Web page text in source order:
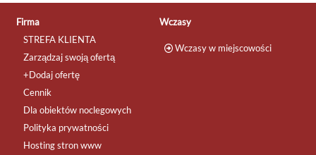
Firma
STREFA KLIENTA
Zarządzaj swoją ofertą
+Dodaj ofertę
Cennik
Dla obiektów noclegowych
Polityka prywatności
Hosting stron www
Wczasy
Wczasy w miejscowości